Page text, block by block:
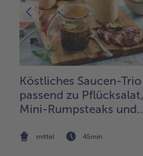
Köstliches Saucen-Trio
passend zu Pflücksalat,
Mini-Rumpsteaks und
mittel 45min